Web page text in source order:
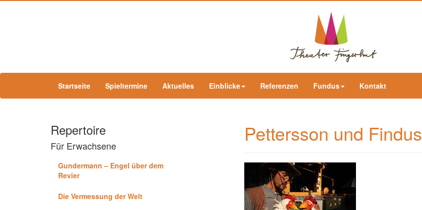
Startseite Spieltermine Aktuelles Einblicke Referenzen Fundus Kontakt
Repertoire
Für Erwachsene
Gundermann – Engel über dem
Revier
Die Vermessung der Welt
Pettersson und Findus